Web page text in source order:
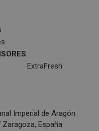
ExtraFresh
Imperial de Aragón
Zaragoza, España